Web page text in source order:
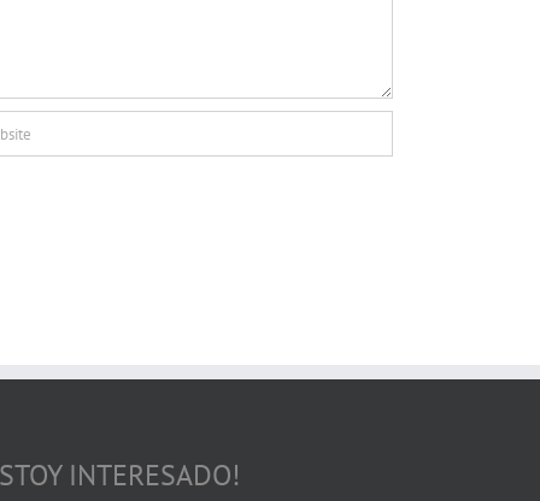
INTERESADO!